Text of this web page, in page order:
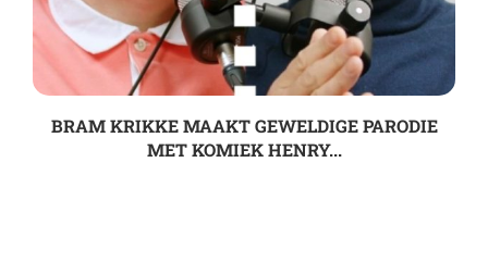
BRAM KRIKKE MAAKT GEWELDIGE PARODIE
MET KOMIEK HENRY...